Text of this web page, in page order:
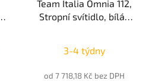
Team Italia Omnia 112,
Stropní svítidlo, bílá/
3-4 týdny
od 7 718,18 Kč bez DPH